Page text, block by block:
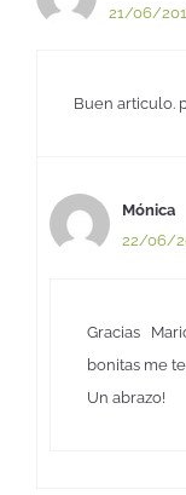
21/06/
Buen articulo.
Mónica
22/06/
Gracias
bonitas me
Un abrazo!